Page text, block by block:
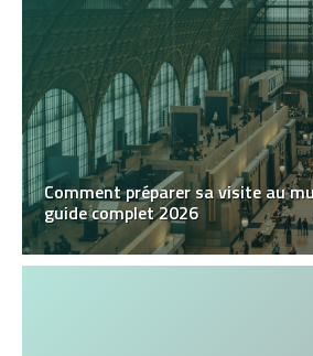
Comment préparer sa visite au
guide complet 2026